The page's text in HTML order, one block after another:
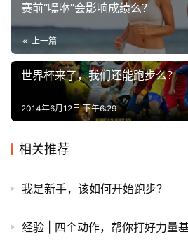
赛前“嘿咻”会影响成绩么？
上一篇
世界杯来了，我们还能跑步么？
2014年6月12日 下午6:29
相关推荐
我是新手，该如何开始跑步？
经验 | 四个动作，帮你打好力量